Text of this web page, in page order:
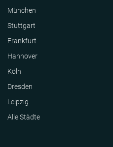
München
Stuttgart
Frankfurt
Hannover
Köln
Dresden
Leipzig
Alle Städte